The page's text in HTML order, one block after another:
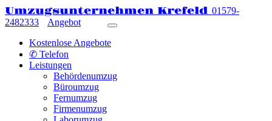
Umzugsunternehmen Krefeld 01579-
2482333
Angebot
Kostenlose Angebote
✆ Telefon
Leistungen
Behördenumzug
Büroumzug
Fernumzug
Firmenumzug